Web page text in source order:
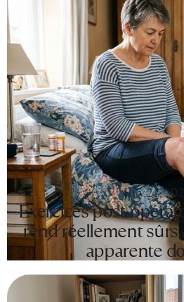
July 24, 2026
Exercices post-
rend réellement sûrs
apparente